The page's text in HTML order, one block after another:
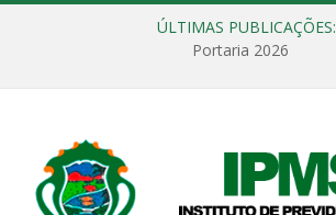
ÚLTIMAS PUBLICAÇÕES:
Portaria 2026